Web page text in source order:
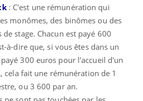
: C'est une rémunération qui
monômes, des binômes ou des
stage. Chacun est payé 600
à-dire que, si vous êtes dans un
300 euros pour l'accueil d'un
cela fait une rémunération de 1
ou 3 600 par an.